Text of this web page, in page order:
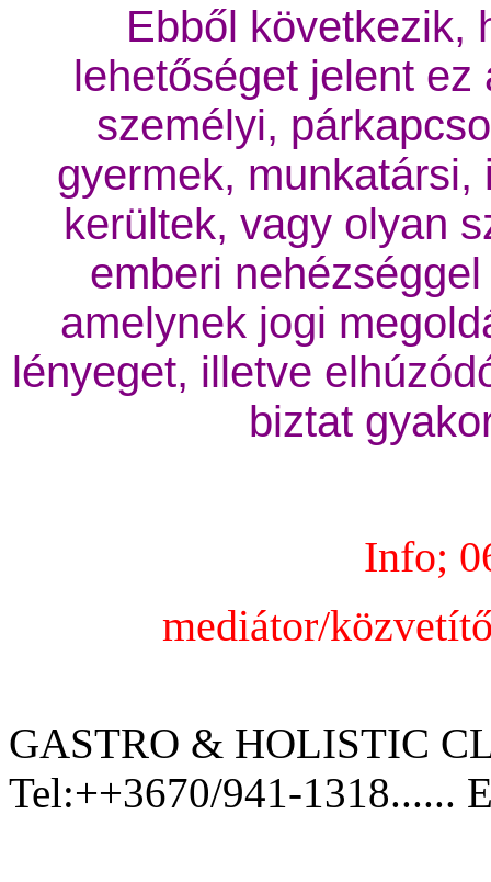
Ebből következik,
lehetőséget jelent
személyi,
gyermek,
kerültek, vagy olyan
emberi
amelynek jogi
lényeget, illetve
biztat
Info;
mediátor/
GASTRO & HOLISTIC
Tel:++3670/941-1318......